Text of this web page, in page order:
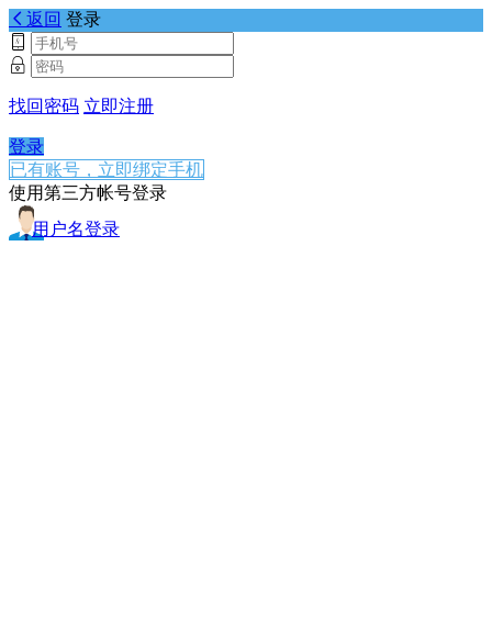
返回 登录
找回密码 立即注册
登录
已有账号，立即绑定手机
使用第三方帐号登录
用户名登录